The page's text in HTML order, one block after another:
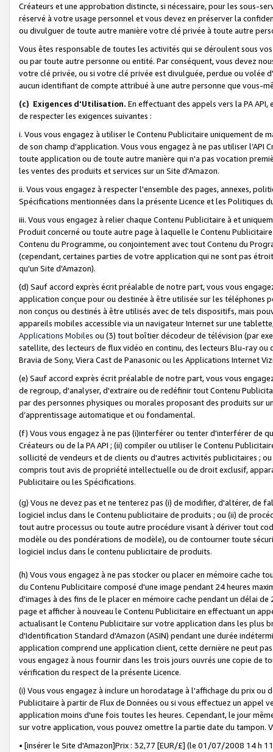
Créateurs et une approbation distincte, si nécessaire, pour les sous-
réservé à votre usage personnel et vous devez en préserver la
ou divulguer de toute autre manière votre clé privée à toute autre
Vous êtes responsable de toutes les activités qui se déroulent sous
ou par toute autre personne ou entité. Par conséquent, vous devez
votre clé privée, ou si votre clé privée est divulguée, perdue ou volée
aucun identifiant de compte attribué à une autre personne que vous-
(c) Exigences d'Utilisation. En effectuant des appels vers la PA
de respecter les exigences suivantes :
i. Vous vous engagez à utiliser le Contenu Publicitaire uniquement de
de son champ d'application. Vous vous engagez à ne pas utiliser l’API
toute application ou de toute autre manière qui n'a pas vocation
les ventes des produits et services sur un Site d'Amazon.
ii. Vous vous engagez à respecter l'ensemble des pages, annexes,
Spécifications mentionnées dans la présente Licence et les Politiques
iii. Vous vous engagez à relier chaque Contenu Publicitaire à et
Produit concerné ou toute autre page à laquelle le Contenu
Contenu du Programme, ou conjointement avec tout Contenu du
(cependant, certaines parties de votre application qui ne sont pas
qu'un Site d'Amazon).
(d) Sauf accord exprès écrit préalable de notre part, vous vous
application conçue pour ou destinée à être utilisée sur les téléphones
non conçus ou destinés à être utilisés avec de tels dispositifs, mais
appareils mobiles accessible via un navigateur Internet sur une
Applications Mobiles ou (3) tout boîtier décodeur de télévision (par
satellite, des lecteurs de flux vidéo en continu, des lecteurs Blu-ray
Bravia de Sony, Viera Cast de Panasonic ou les Applications Internet
(e) Sauf accord exprès écrit préalable de notre part, vous vous
de regroup, d'analyser, d'extraire ou de redéfinir tout Contenu
par des personnes physiques ou morales proposant des produits sur
d’apprentissage automatique et ou fondamental.
(f) Vous vous engagez à ne pas (i)interférer ou tenter d'interférer de
Créateurs ou de la PA API ; (ii) compiler ou utiliser le Contenu
sollicité de vendeurs et de clients ou d'autres activités publicitaires ;
compris tout avis de propriété intellectuelle ou de droit exclusif,
Publicitaire ou les Spécifications.
(g) Vous ne devez pas et ne tenterez pas (i) de modifier, d'altérer, de
logiciel inclus dans le Contenu publicitaire de produits ; ou (ii) de
tout autre processus ou toute autre procédure visant à dériver tout
modèle ou des pondérations de modèle), ou de contourner toute
logiciel inclus dans le contenu publicitaire de produits.
(h) Vous vous engagez à ne pas stocker ou placer en mémoire cache
du Contenu Publicitaire composé d'une image pendant 24 heures
d'images à des fins de le placer en mémoire cache pendant un délai
page et afficher à nouveau le Contenu Publicitaire en effectuant un
actualisant le Contenu Publicitaire sur votre application dans les plus
d'Identification Standard d'Amazon (ASIN) pendant une durée
application comprend une application client, cette dernière ne peut
vous engagez à nous fournir dans les trois jours ouvrés une copie de
vérification du respect de la présente Licence.
(i) Vous vous engagez à inclure un horodatage à l'affichage du prix
Publicitaire à partir de Flux de Données ou si vous effectuez un appel
application moins d'une fois toutes les heures. Cependant, le jour
sur votre application, vous pouvez omettre la partie date du tampon.
• [insérer le Site d'Amazon]Prix : 32,77 [EUR/£] (le 01/07/2008 14 h